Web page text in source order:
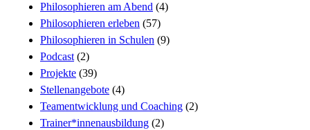
Philosophieren am Abend (4)
Philosophieren erleben (57)
Philosophieren in Schulen (9)
Podcast (2)
Projekte (39)
Stellenangebote (4)
Teamentwicklung und Coaching (2)
Trainer*innenausbildung (2)